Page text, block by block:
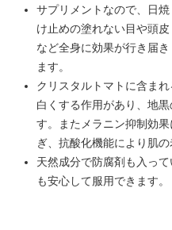
サプリメントなので、日焼
け止めの塗れない目や頭皮
など全身に効果が行き届き
ます。
クリスタルトマトに含ま
白くする作用があり、地
す。またメラニン抑制効
ぎ、抗酸化機能により肌の
天然成分で防腐剤も入っ
も安心して服用できます。